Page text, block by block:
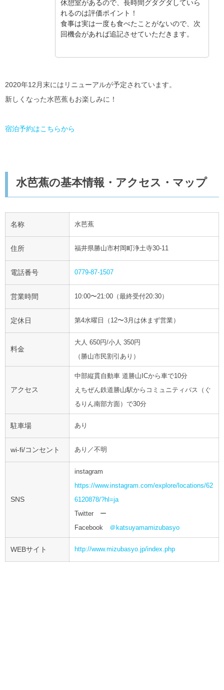
休憩室があるので、長時間グダグダしていら
れるのは評価ポイント！
食事は実は一度も食べたことがないので、次
回機会があれば追記させていただきます。
2020年12月末にはリニューアルが予定されています。
新しくなった水芭蕉もお楽しみに！
宿泊予約はこちらから
水芭蕉の基本情報・アクセス・マップ
名称 水芭蕉
住所 福井県勝山市村岡町浄土寺30-11
電話番号 0779-87-1507
営業時間 10:00〜21:00（最終受付20:30）
定休日 第4水曜日（12〜3月は休まず営業）
料金
大人 650円/小人 350円
（勝山市民割引あり）
アクセス
中部縦貫自動車 道勝山ICから車で10分
えちぜん鉄道勝山駅からコミュニティバス（ぐ
るりん南部方面）で30分
駐車場 あり
wi-fi/コンセント あり／不明
SNS
instagram
https://www.instagram.com/explore/locations/62
6120878/?hl=ja
Twitter ー
Facebook ＠katsuyamamizubasyo
WEBサイト http://www.mizubasyo.jp/index.php